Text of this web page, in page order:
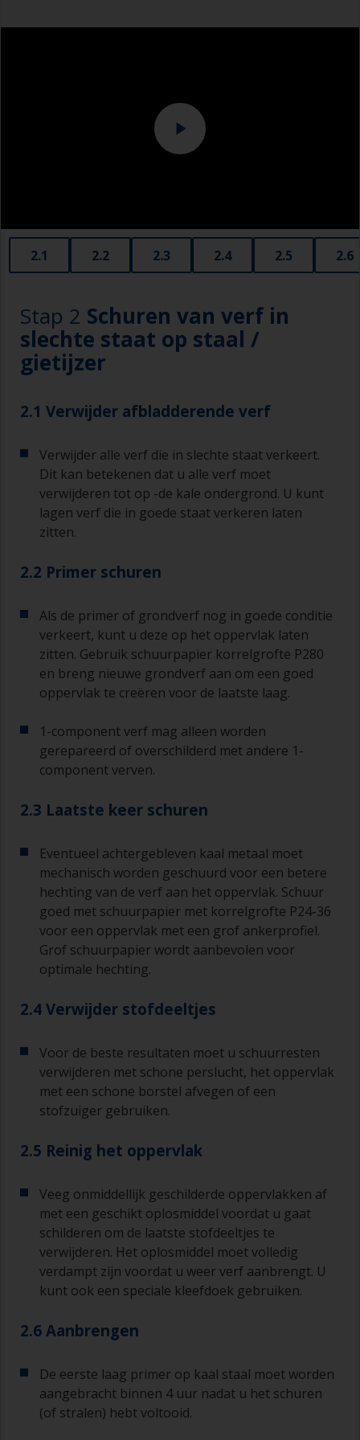
Overalls
2.1 2.2 2.3 2.4 2.5 2.6
Stap 2 Schuren van verf in
slechte staat op staal /
gietijzer
2.1 Verwijder afbladderende verf
Verwijder alle verf die in slechte staat verkeert.
Dit kan betekenen dat u alle verf moet
verwijderen tot op -de kale ondergrond. U kunt
lagen verf die in goede staat verkeren laten
zitten.
2.2 Primer schuren
Als de primer of grondverf nog in goede conditie
verkeert, kunt u deze op het oppervlak laten
zitten. Gebruik schuurpapier korrelgrofte P280
en breng nieuwe grondverf aan om een goed
oppervlak te creëren voor de laatste laag.
1-component verf mag alleen worden
gerepareerd of overschilderd met andere 1-
component verven.
2.3 Laatste keer schuren
Eventueel achtergebleven kaal metaal moet
mechanisch worden geschuurd voor een betere
hechting van de verf aan het oppervlak. Schuur
goed met schuurpapier met korrelgrofte P24-36
voor een oppervlak met een grof ankerprofiel.
Grof schuurpapier wordt aanbevolen voor
optimale hechting.
2.4 Verwijder stofdeeltjes
Voor de beste resultaten moet u schuurresten
verwijderen met schone perslucht, het oppervlak
met een schone borstel afvegen of een
stofzuiger gebruiken.
2.5 Reinig het oppervlak
Veeg onmiddellijk geschilderde oppervlakken af
met een geschikt oplosmiddel voordat u gaat
schilderen om de laatste stofdeeltjes te
verwijderen. Het oplosmiddel moet volledig
verdampt zijn voordat u weer verf aanbrengt. U
kunt ook een speciale kleefdoek gebruiken.
2.6 Aanbrengen
De eerste laag primer op kaal staal moet worden
aangebracht binnen 4 uur nadat u het schuren
(of stralen) hebt voltooid.